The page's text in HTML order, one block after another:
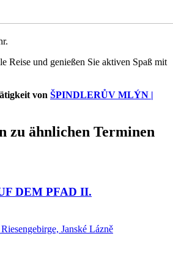
Reise und genießen Sie aktiven Spaß mit
von ŠPINDLERŮV MLÝN |
zu ähnlichen Terminen
DEM PFAD II.
Janské Lázně